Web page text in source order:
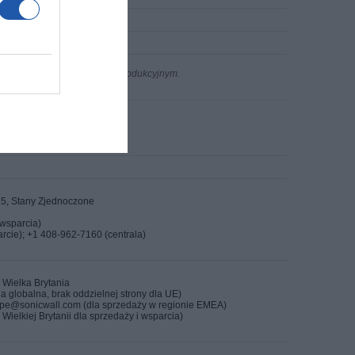
w procesie produkcyjnym.
Stany Zjednoczone
+1 408-962-7160 (centrala)
Wielka Brytania
globalna, brak oddzielnej strony dla UE)
(dla sprzedaży w regionie EMEA)
Brytanii dla sprzedaży i wsparcia)